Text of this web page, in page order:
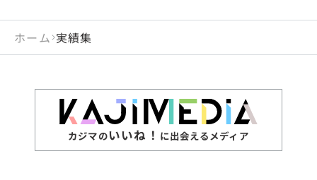
ホーム 実績集
カジマのいいね！ に出会えるメディア